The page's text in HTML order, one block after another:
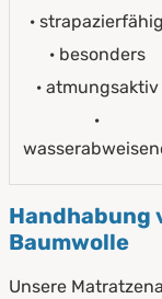
· strapazierfähig
· besonders
· atmungsaktiv
·
Handhabung
Baumwolle
Unsere